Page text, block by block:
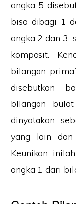
angka 5
bisa dibagi 1
angka 2 dan 3,
komposit.
bilangan
disebutkan
bilangan
dinyatakan
yang lain dan
Keunikan
angka 1 dari